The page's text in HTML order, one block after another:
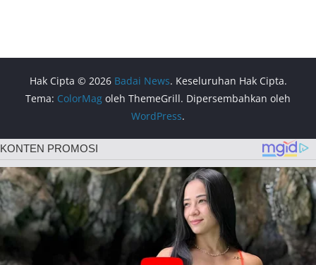
Hak Cipta © 2026 Badai News. Keseluruhan Hak Cipta.
Tema: ColorMag oleh ThemeGrill. Dipersembahkan oleh
WordPress.